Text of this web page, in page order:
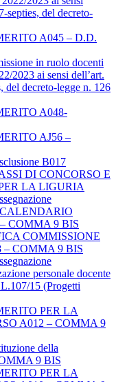
septies, del decreto-
A045 – D.D.
in ruolo docenti
2023 ai sensi dell’art.
del decreto-legge n. 126
A048-
AJ56 –
B017
DI CONCORSO E
LA LIGURIA
COMMA 9 BIS
COMMISSIONE
COMMA 9 BIS
personale docente
15 (Progetti
PER LA
A012 – COMMA 9
della
9 BIS
PER LA